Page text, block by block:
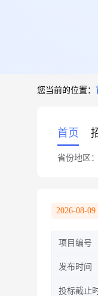
您当前的位置：
首页
省份地区：
2026-08-09
项目编号
发布时间
投标截止